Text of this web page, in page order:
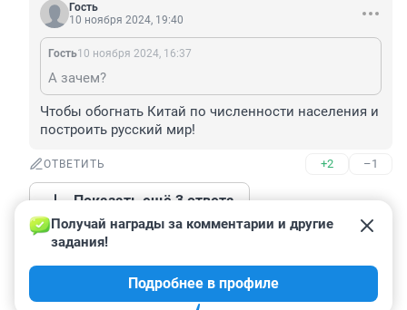
Гость
10 ноября 2024, 19:40
Гость10 ноября 2024, 16:37
А зачем?
Чтобы обогнать Китай по численности населения и
построить русский мир!
ОТВЕТИТЬ +2 –1
Показать ещё 3 ответа
Гость
Побиты все приоритеты о хорошо и плохо
Получай награды за комментарии и другие
задания!
Подробнее в профиле